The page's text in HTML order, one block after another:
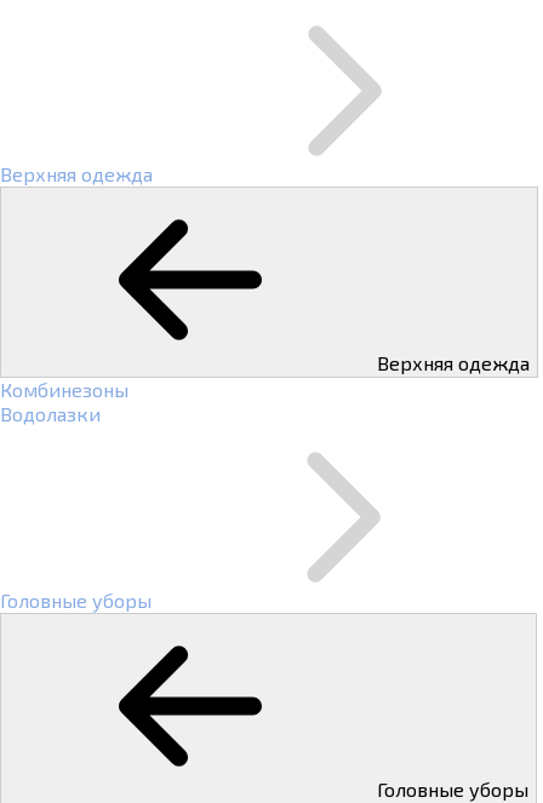
Верхняя одежда
Верхняя одежда
Комбинезоны
Водолазки
Головные уборы
Головные уборы